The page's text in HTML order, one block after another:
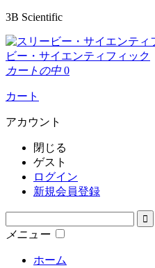
3B Scientific
ビー・サイエンティフィック
カートの中 0
カート
アカウント
閉じる
ゲスト
ログイン
新規会員登録
メニュー
ホーム